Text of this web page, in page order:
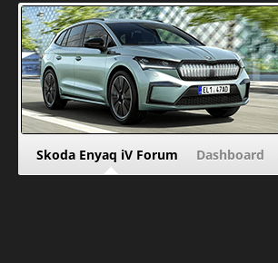
Skoda Enyaq iV Forum Dashboard